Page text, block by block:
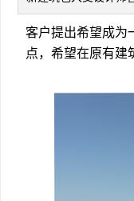
客户提出希望成为
点，希望在原有建